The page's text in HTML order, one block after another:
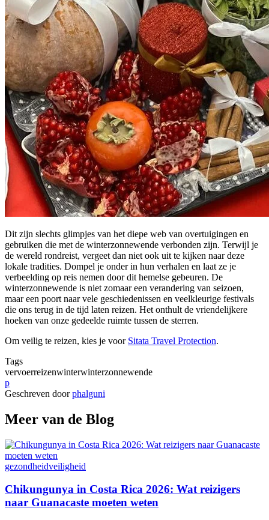
Dit zijn slechts glimpjes van het diepe web van overtuigingen en
gebruiken die met de winterzonnewende verbonden zijn. Terwijl je
de wereld rondreist, vergeet dan niet ook uit te kijken naar deze
lokale tradities. Dompel je onder in hun verhalen en laat ze je
verbeelding op reis nemen door dit hemelse gebeuren. De
winterzonnewende is niet zomaar een verandering van seizoen,
maar een poort naar vele geschiedenissen en veelkleurige festivals
die ons terug in de tijd laten reizen. Het onthult de vriendelijkere
hoeken van onze gedeelde ruimte tussen de sterren.
Om veilig te reizen, kies je voor Sitata Travel Protection.
Tags
vervoerreizenwinterwinterzonnewende
p
Geschreven door phalguni
Meer van de Blog
gezondheidveiligheid
Chikungunya in Costa Rica 2026: Wat reizigers
naar Guanacaste moeten weten